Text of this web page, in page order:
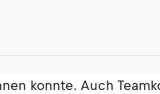
konnte. Auch